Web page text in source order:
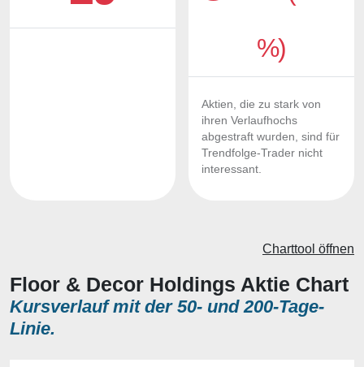
%)
Aktien, die zu stark von
ihren Verlaufhochs
abgestraft wurden, sind für
Trendfolge-Trader nicht
interessant.
Floor & Decor Holdings Aktie Chart
Kursverlauf mit der 50- und 200-Tage-
Linie.
Charttool öffnen